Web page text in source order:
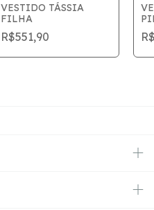
VESTIDO TÁSSIA
FILHA
R$551,90